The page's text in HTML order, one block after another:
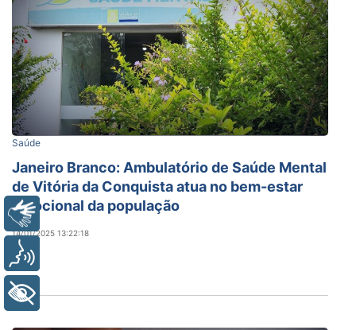
Saúde
Janeiro Branco: Ambulatório de Saúde Mental
de Vitória da Conquista atua no bem-estar
emocional da população
14/01/2025 13:22:18
Libras
+ Acessibilidade